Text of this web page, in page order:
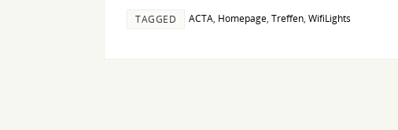
TAGGED ACTA Homepage Treffen WifiLights